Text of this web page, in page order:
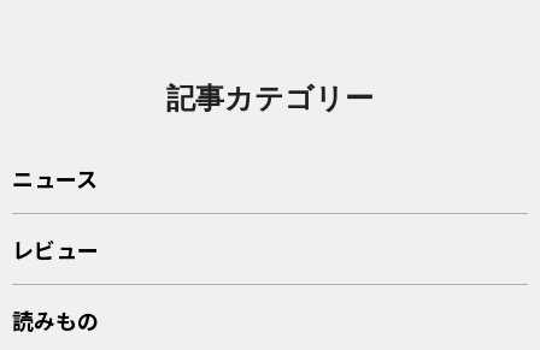
記事カテゴリー
ニュース
レビュー
読みもの